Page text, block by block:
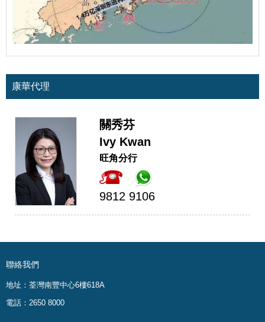
康華代理
關秀芬
Ivy Kwan
旺角分行
9812 9106
聯絡我們
地址：荃灣南豐中心6樓618A
電話：2650 8000